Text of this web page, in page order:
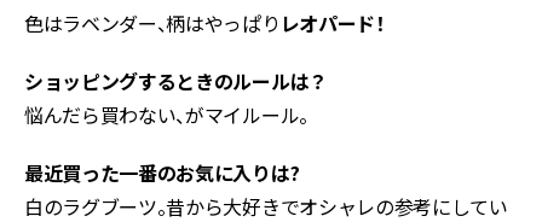
色はラベンダー、柄はやっぱり レオパード！
ショッピングするときのルールは？
悩んだら買わない、がマイルール。
最近買った一番のお気に入りは?
白のラグブーツ。昔から大好きでオシャレの参考にしてい